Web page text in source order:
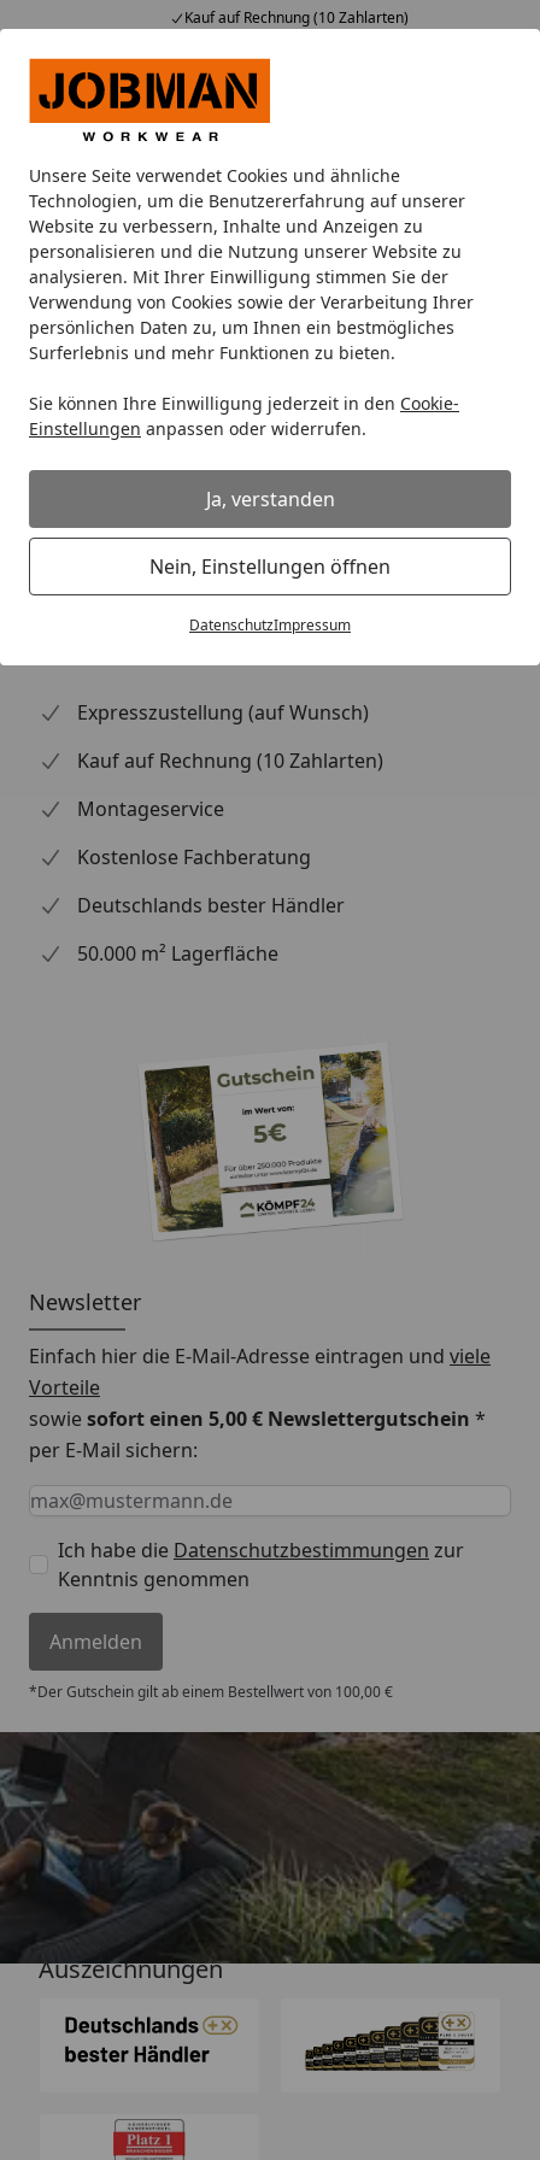
Unsere Seite verwendet Cookies und ähnliche
Technologien, um die Benutzererfahrung auf unserer
Website zu verbessern, Inhalte und Anzeigen zu
personalisieren und die Nutzung unserer Website zu
analysieren. Mit Ihrer Einwilligung stimmen Sie der
Verwendung von Cookies sowie der Verarbeitung Ihrer
persönlichen Daten zu, um Ihnen ein bestmögliches
Surferlebnis und mehr Funktionen zu bieten.
Sie können Ihre Einwilligung jederzeit in den Cookie-
Einstellungen anpassen oder widerrufen.
Ja, verstanden
Nein, Einstellungen öffnen
DatenschutzImpressum
Kauf auf Rechnung (10 Zahlarten)
Alle Produkte
Mein Konto
Suchen
Startseite
Kontaktformular
Kontaktformular
Sie haben Fragen zu unseren Produkten oder zum
Ablauf Ihrer Bestellung? Hier können Sie Kontakt zu uns
aufnehmen. Wir werden uns so schnell wie möglich um
Ihr Anliegen kümmern!
FAQ - Häufig gestellte Fragen
finden Sie viele Antworten auf häufig
gestellte Fragen. Falls Ihre Frage noch nicht dabei ist,
freuen wir uns auf Ihre Anfrage über unser
Kontaktformular!
Expresszustellung (auf Wunsch)
Kauf auf Rechnung (10 Zahlarten)
Montageservice
Kostenlose Fachberatung
Deutschlands bester Händler
50.000 m² Lagerfläche
Newsletter
Einfach hier die E-Mail-Adresse eintragen und viele
Vorteile
sowiesofort einen 5,00 € Newslettergutschein *
per E-Mail sichern:
Keine Eingabe erforderlich
Eingabe erforderlich
E-Mail *
Ich habe die Datenschutzbestimmungen zur
Kenntnis genommen
Anmelden
*Der Gutschein gilt ab einem Bestellwert von 100,00 €
Versand
Auszeichnungen